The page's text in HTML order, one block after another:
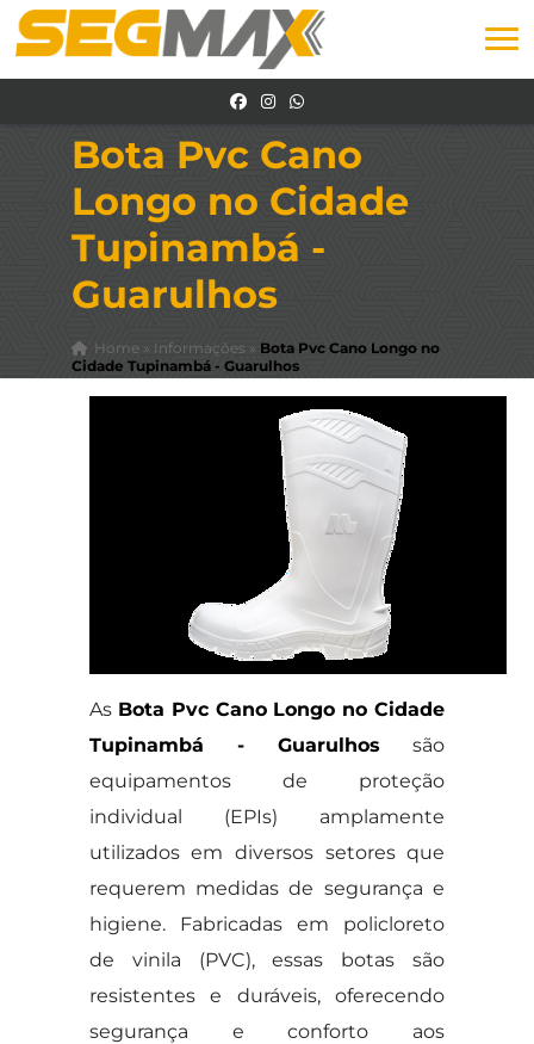
Bota Pvc Cano
Longo no Cidade
Tupinambá -
Guarulhos
Home» Informações » Bota Pvc Cano Longo no
Cidade Tupinambá - Guarulhos
As Bota Pvc Cano Longo no Cidade
Tupinambá - Guarulhos são
equipamentos de proteção
individual (EPIs) amplamente
utilizados em diversos setores que
requerem medidas de segurança e
higiene. Fabricadas em policloreto
de vinila (PVC), essas botas são
resistentes e duráveis, oferecendo
segurança e conforto aos